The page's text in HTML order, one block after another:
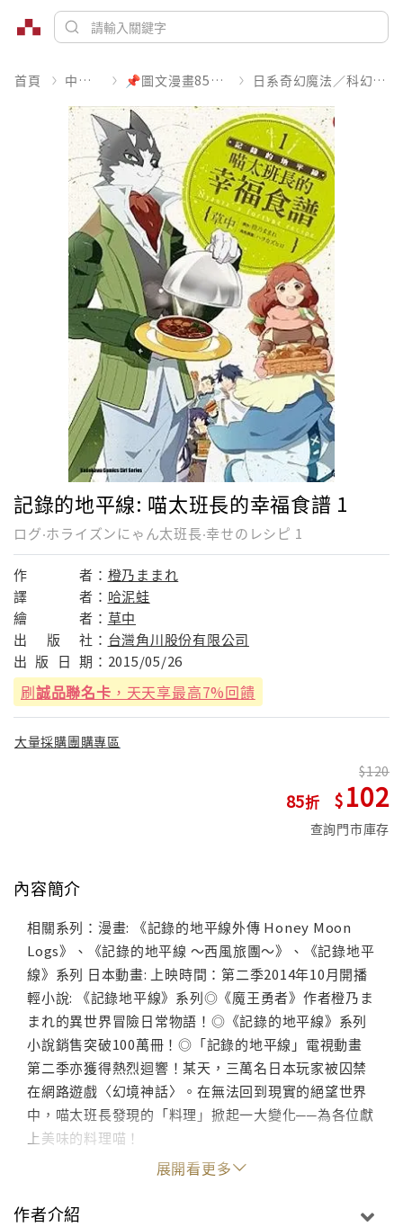
首頁 中文書 📌圖文漫畫85折起 日系奇幻魔法／科幻冒險
記錄的地平線: 喵太班長的幸福食譜 1
ログ‧ホライズンにゃん太班長‧幸せのレシピ 1
作 者： 橙乃ままれ
譯
者： 哈泥蛙
繪
者： 草中
出
版 社： 台灣角川股份有限公司
出 版 日 期： 2015/05/26
刷誠品聯名卡 ，天天享最高7%回饋
大量採購團購專區
85
120
102
查詢門市庫存
內容簡介
相關系列：漫畫: 《記錄的地平線外傳 Honey Moon
Logs》、《記錄的地平線 ～西風旅團～》、《記錄地平
線》系列 日本動畫: 上映時間：第二季2014年10月開播
輕小說: 《記錄地平線》系列◎《魔王勇者》作者橙乃ま
まれ的異世界冒險日常物語！◎《記錄的地平線》系列
小說銷售突破100萬冊！◎「記錄的地平線」電視動畫
第二季亦獲得熱烈迴響！某天，三萬名日本玩家被囚禁
在網路遊戲〈幻境神話〉。在無法回到現實的絕望世界
中，喵太班長發現的「料理」掀起一大變化──為各位獻
上美味的料理喵！
展開看更多
作者介紹